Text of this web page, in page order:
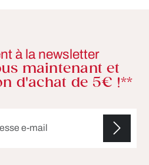
à la newsletter
maintenant et
d'achat de 5€ !**